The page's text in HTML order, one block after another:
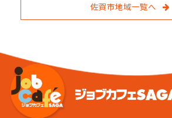
佐賀市地域一覧へ